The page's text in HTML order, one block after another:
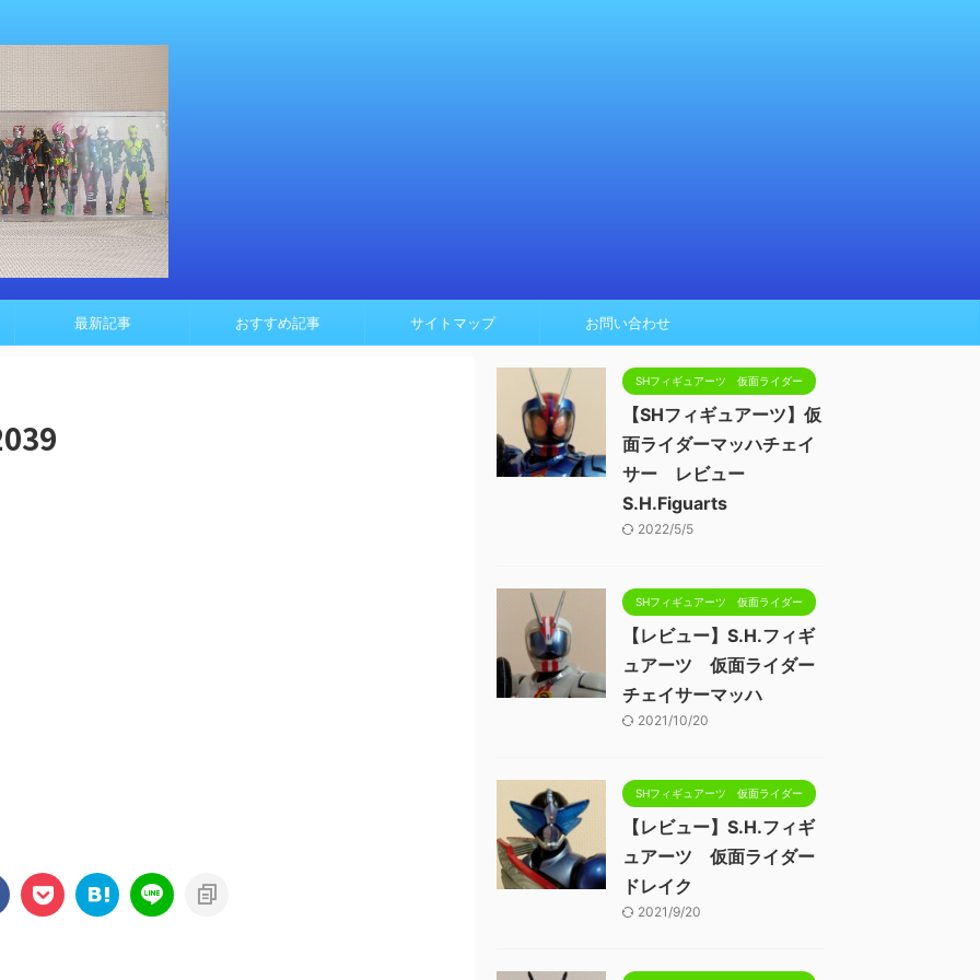
最新記事 おすすめ記事 サイトマップ お問い合わせ
SHフィギュアーツ 仮面ライダー
【SHフィギュアーツ】仮
面ライダーマッハチェイ
サー レビュー
S.H.Figuarts
2022/5/5
SHフィギュアーツ 仮面ライダー
【レビュー】S.H.フィギ
ュアーツ 仮面ライダー
チェイサーマッハ
2021/10/20
SHフィギュアーツ 仮面ライダー
【レビュー】S.H.フィギ
ュアーツ 仮面ライダー
ドレイク
2021/9/20